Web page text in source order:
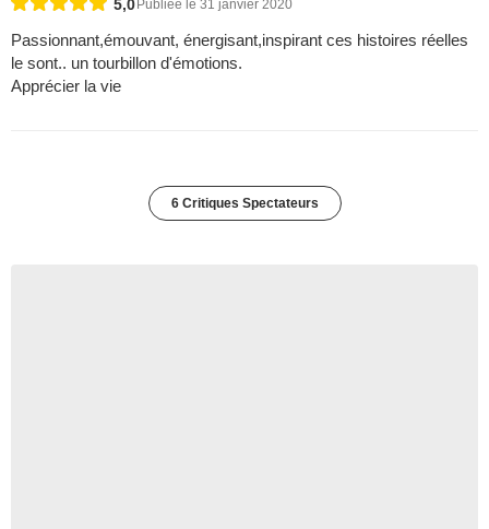
5,0 Publiée le 31 janvier 2020
Passionnant,émouvant, énergisant,inspirant ces histoires réelles
le sont.. un tourbillon d'émotions.
Apprécier la vie
6 Critiques Spectateurs